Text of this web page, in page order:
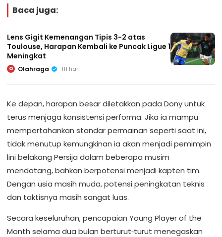
Baca juga:
Lens Gigit Kemenangan Tipis 3-2 atas
Toulouse, Harapan Kembali ke Puncak Ligue 1
Meningkat
O Olahraga 111 hari
Ke depan, harapan besar diletakkan pada Dony untuk
terus menjaga konsistensi performa. Jika ia mampu
mempertahankan standar permainan seperti saat ini,
tidak menutup kemungkinan ia akan menjadi pemimpin
lini belakang Persija dalam beberapa musim
mendatang, bahkan berpotensi menjadi kapten tim.
Dengan usia masih muda, potensi peningkatan teknis
dan taktisnya masih sangat luas.
Secara keseluruhan, pencapaian Young Player of the
Month selama dua bulan berturut‑turut menegaskan